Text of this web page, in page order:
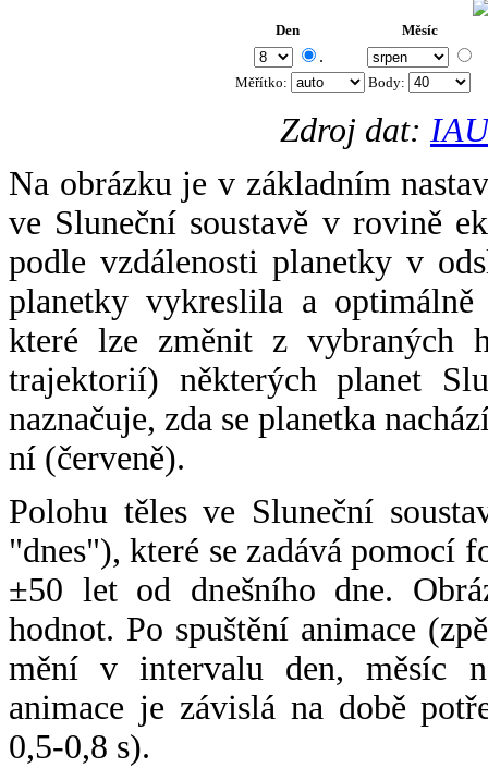
Den Měsíc
.
Měřítko: Body:
Zdroj dat:
Na obrázku je v základním
ve Sluneční soustavě v rovině
podle vzdálenosti planetky v
planetky vykreslila a
které lze změnit z vybraných
trajektorií) některých planet
naznačuje, zda se planetka
ní (červeně).
Polohu těles ve Sluneční
"dnes"), které se zadává pomocí
±50 let od dnešního dne.
hodnot. Po spuštění animace
mění v intervalu den, měsíc
animace je závislá na době
0,5-0,8 s).